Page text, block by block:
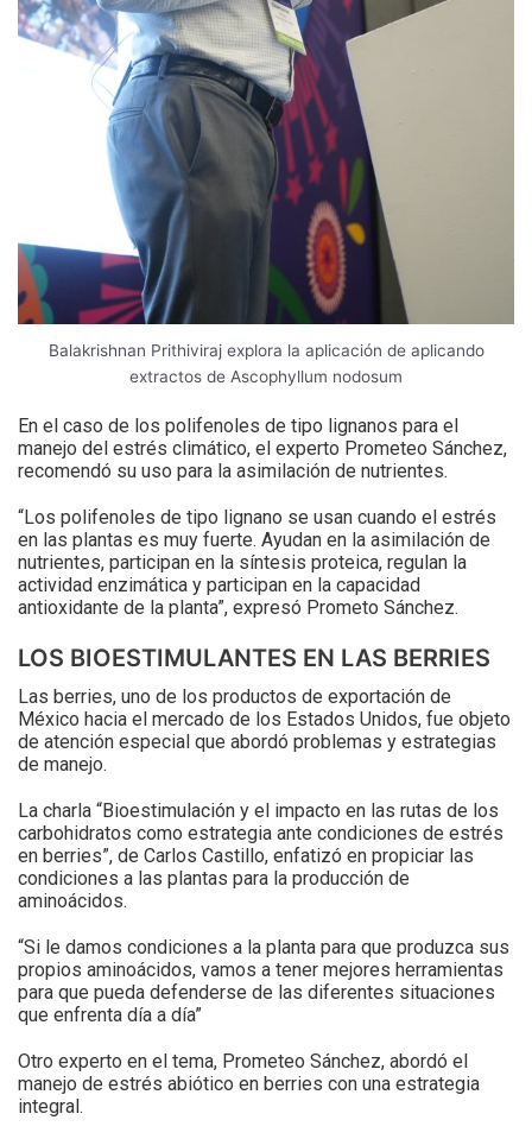
Balakrishnan Prithiviraj explora la aplicación de aplicando
extractos de Ascophyllum nodosum
En el caso de los polifenoles de tipo lignanos para el
manejo del estrés climático, el experto Prometeo Sánchez,
recomendó su uso para la asimilación de nutrientes.
“Los polifenoles de tipo lignano se usan cuando el estrés
en las plantas es muy fuerte. Ayudan en la asimilación de
nutrientes, participan en la síntesis proteica, regulan la
actividad enzimática y participan en la capacidad
antioxidante de la planta”, expresó Prometo Sánchez.
LOS BIOESTIMULANTES EN LAS BERRIES
Las berries, uno de los productos de exportación de
México hacia el mercado de los Estados Unidos, fue objeto
de atención especial que abordó problemas y estrategias
de manejo.
La charla “Bioestimulación y el impacto en las rutas de los
carbohidratos como estrategia ante condiciones de estrés
en berries”, de Carlos Castillo, enfatizó en propiciar las
condiciones a las plantas para la producción de
aminoácidos.
“Si le damos condiciones a la planta para que produzca sus
propios aminoácidos, vamos a tener mejores herramientas
para que pueda defenderse de las diferentes situaciones
que enfrenta día a día”
Otro experto en el tema, Prometeo Sánchez, abordó el
manejo de estrés abiótico en berries con una estrategia
integral.